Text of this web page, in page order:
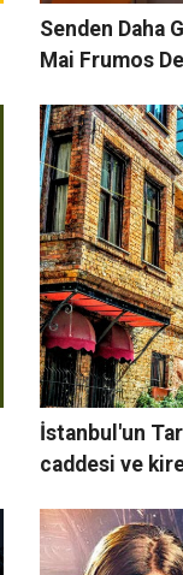
Senden Daha
Mai Frumos
İstanbul'un
caddesi ve